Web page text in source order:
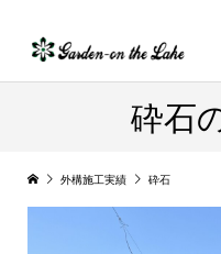
砕石
外構施工実績 砕石